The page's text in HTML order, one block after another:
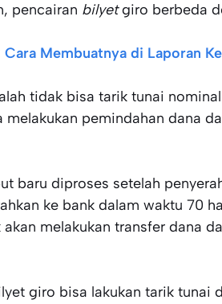
pencairan bilyetgiro berbeda
Membuatnya di Laporan
tidak bisa tarik tunai
melakukan pemindahan dana
baru diproses setelah
ke bank dalam waktu 70
melakukan transfer dana
giro bisa lakukan tarik tunai